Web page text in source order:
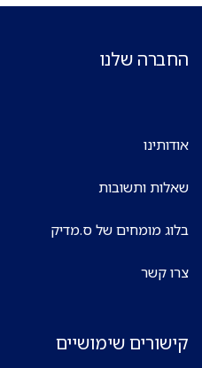
החברה שלנו
אודותינו
שאלות ותשובות
בלוג מומחים של ס.מדיק
צרו קשר
קישורים שימושיים